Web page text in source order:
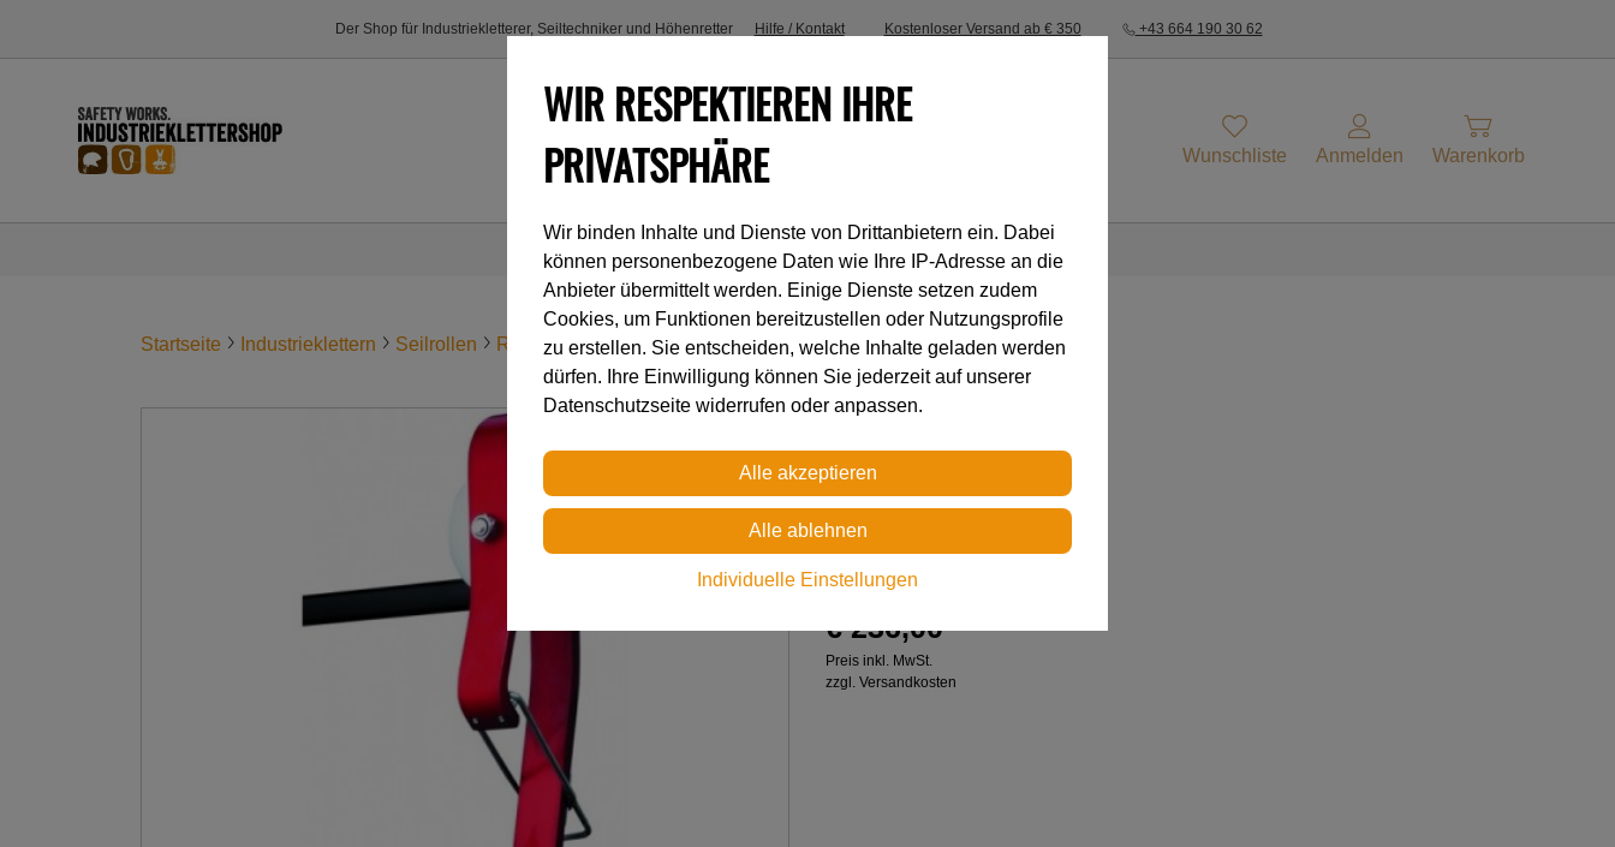
Der Shop für Industriekletterer, Seiltechniker und Höhenretter Hilfe / Kontakt Kostenloser Versand ab € 350 +43 664 190 30 62
Wunschliste Anmelden Warenkorb
Industrieklettern Accessoires
Startseite Industrieklettern Seilrollen ROLLCAB
Petzl
ROLLCAB
Transportrolle für Drahtseile
€ 236,00
Preis inkl. MwSt.
zzgl. Versandkosten
WIR RESPEKTIEREN IHRE
PRIVATSPHÄRE
Wir binden Inhalte und Dienste von Drittanbietern ein. Dabei
können personenbezogene Daten wie Ihre IP-Adresse an die
Anbieter übermittelt werden. Einige Dienste setzen zudem
Cookies, um Funktionen bereitzustellen oder Nutzungsprofile
zu erstellen. Sie entscheiden, welche Inhalte geladen werden
dürfen. Ihre Einwilligung können Sie jederzeit auf unserer
Datenschutzseite widerrufen oder anpassen.
Individuelle Einstellungen